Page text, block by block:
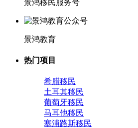
景鸿移民服务号
景鸿教育
热门项目
希腊移民
土耳其移民
葡萄牙移民
马耳他移民
塞浦路斯移民